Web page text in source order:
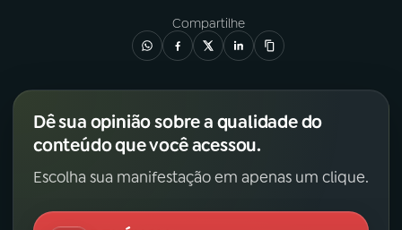
Compartilhe
Dê sua opinião sobre a qualidade do
conteúdo que você acessou.
Escolha sua manifestação em apenas um clique.